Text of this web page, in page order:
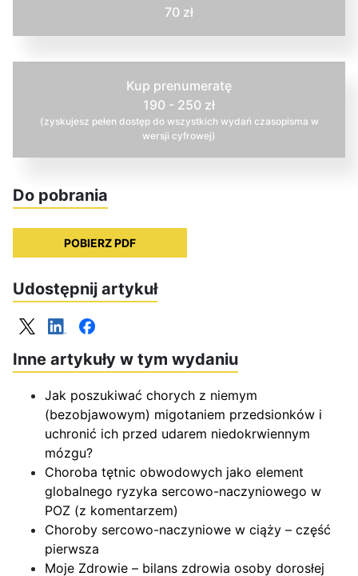
70 zł
Kup prenumeratę
190 - 250 zł
(zyskujesz pełen dostęp do wszystkich wydań czasopisma w
wersji cyfrowej)
Do pobrania
POBIERZ PDF
Udostępnij artykuł
Inne artykuły w tym wydaniu
Jak poszukiwać chorych z niemym
(bezobjawowym) migotaniem przedsionków i
uchronić ich przed udarem niedokrwiennym
mózgu?
Choroba tętnic obwodowych jako element
globalnego ryzyka sercowo-naczyniowego w
POZ (z komentarzem)
Choroby sercowo-naczyniowe w ciąży – część
pierwsza
Moje Zdrowie – bilans zdrowia osoby dorosłej